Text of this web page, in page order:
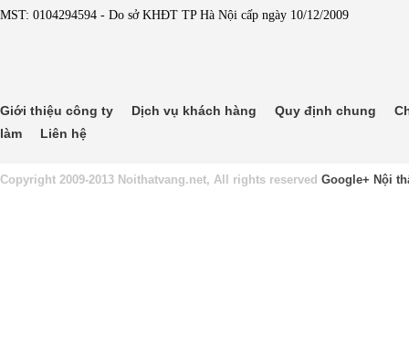
MST: 0104294594 - Do sở KHĐT TP Hà Nội cấp ngày 10/12/2009
Giới thiệu công ty Dịch vụ khách hàng Quy định chung
làm
Liên hệ
Copyright 2009-2013 Noithatvang.net, All rights reserved Google+ Nội